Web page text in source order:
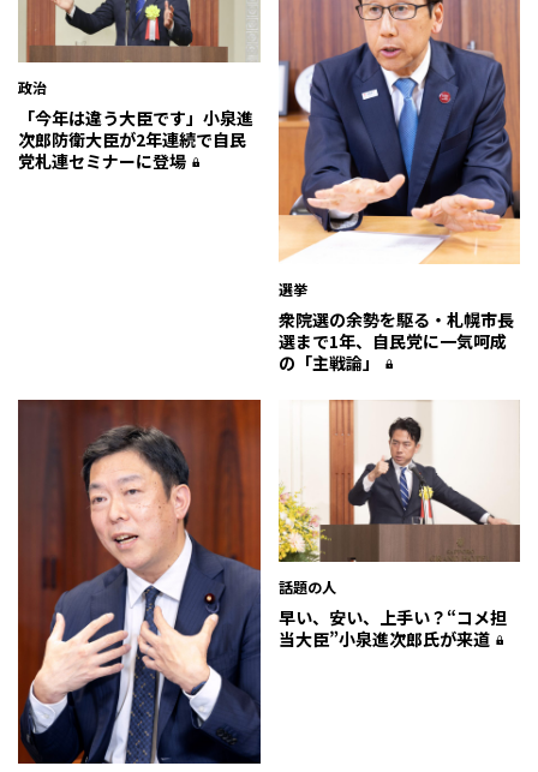
政治
「今年は違う大臣です」――小泉進
次郎防衛大臣が2年連続で自民
党札連セミナーに登場
選挙
衆院選の余勢を駆る・札幌市長
選まで1年、自民党に一気呵成
の「主戦論」
話題の人
早い、安い、上手い？――“コメ担
当大臣”小泉進次郎氏が来道